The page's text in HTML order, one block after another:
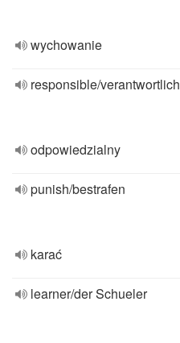
wychowanie
responsible/verantwortlich
odpowiedzialny
punish/bestrafen
karać
learner/der Schueler